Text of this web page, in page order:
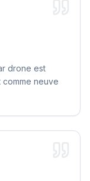
drone est
comme neuve